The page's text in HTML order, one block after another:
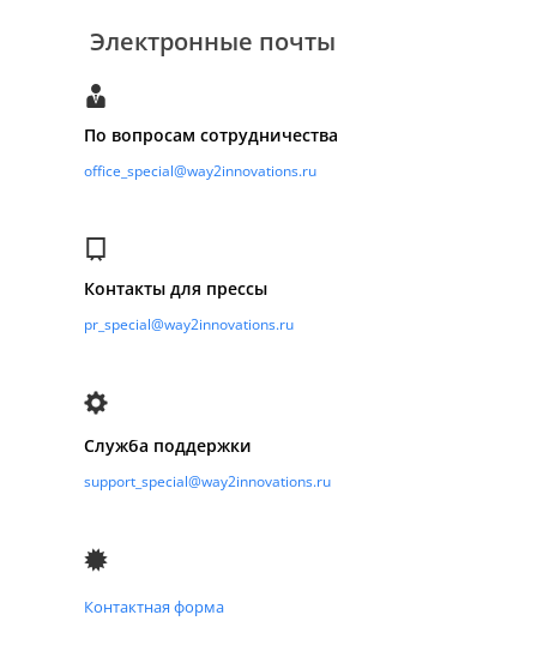
Электронные почты
По вопросам сотрудничества
office_special@way2innovations.ru
Контакты для прессы
pr_special@way2innovations.ru
Служба поддержки
support_special@way2innovations.ru
Контактная форма